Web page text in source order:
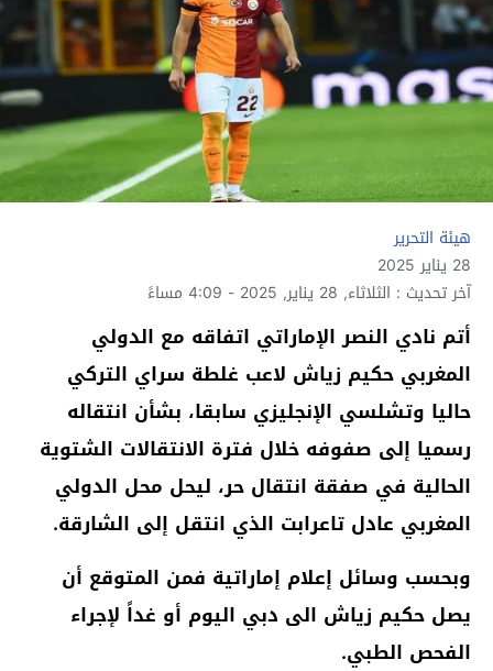
هيئة التحرير
28 يناير 2025
آخر تحديث : الثلاثاء, 28 يناير, 2025 - 4:09 مساءً
أتم نادي النصر الإماراتي اتفاقه مع الدولي
المغربي حكيم زياش لاعب غلطة سراي التركي
حاليا وتشلسي الإنجليزي سابقا، بشأن انتقاله
رسميا إلى صفوفه خلال فترة الانتقالات الشتوية
الحالية في صفقة انتقال حر، ليحل محل الدولي
المغربي عادل تاعرابت الذي انتقل إلى الشارقة.
وبحسب وسائل إعلام إماراتية فمن المتوقع أن
يصل حكيم زياش الى دبي اليوم أو غداً لإجراء
الفحص الطبي.